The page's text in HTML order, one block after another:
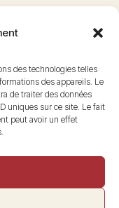
des technologies telles
des appareils. Le
de traiter des données
uniques sur ce site. Le fait
peut avoir un effet